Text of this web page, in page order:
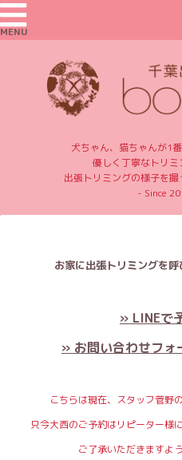
MENU
犬ちゃん、猫ちゃんが1
優しく丁寧なトリ
出張トリミングの様子を
- Since
お家に出張トリミングを
» LINEで
» お問い合わせフ
こちらは現在、スタッフ菅野
只今大西のご予約はリピーター様
ご了承いただきますよ